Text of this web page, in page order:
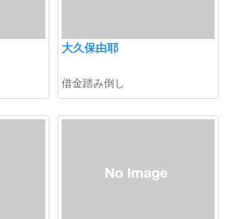
大久保由耶
借金踏み倒し